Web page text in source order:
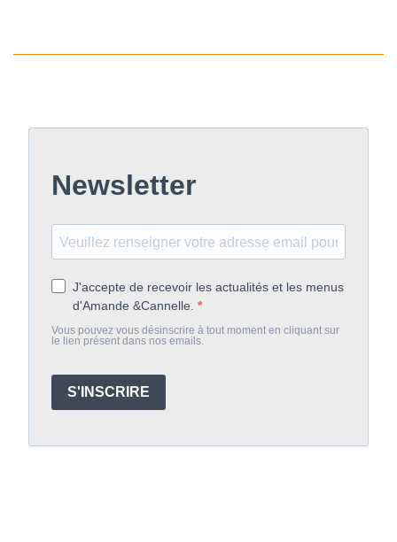
Newsletter
J'accepte de recevoir les actualités et les menus
d'Amande &Cannelle.
Vous pouvez vous désinscrire à tout moment en cliquant sur
le lien présent dans nos emails.
S'INSCRIRE